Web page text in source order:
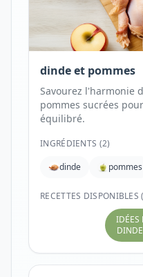
dinde et pommes
Savourez l'harmonie
pommes sucrées
équilibré.
INGRÉDIENTS (2)
dinde
pommes
RECETTES DISPONIBLES
IDÉES